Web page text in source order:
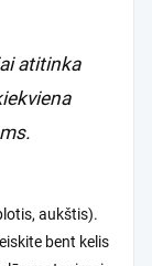
atitinka
aukštis).
bent kelis